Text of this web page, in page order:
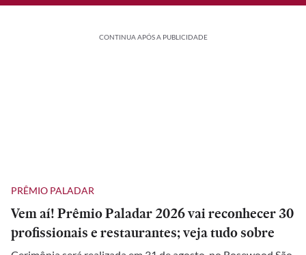
CONTINUA APÓS A PUBLICIDADE
PRÊMIO PALADAR
Vem aí! Prêmio Paladar 2026 vai reconhecer 30
profissionais e restaurantes; veja tudo sobre